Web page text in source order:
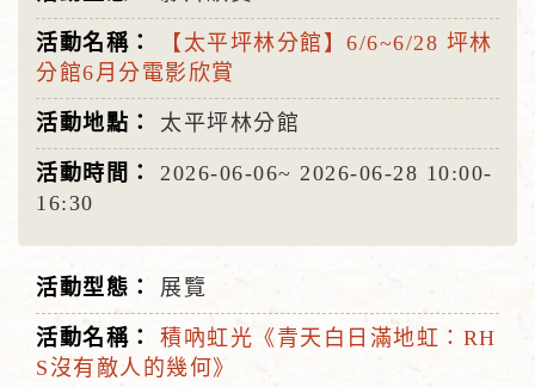
【太平坪林分館】6/6~6/28 坪林
分館6月分電影欣賞
太平坪林分館
2026-06-06~ 2026-06-28 10:00-
16:30
展覽
積吶虹光《青天白日滿地虹：RH
S沒有敵人的幾何》